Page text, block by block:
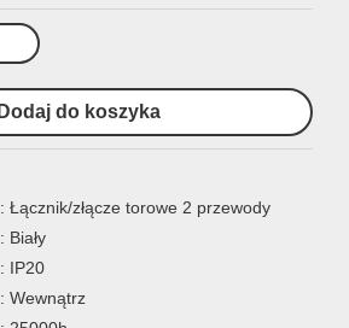
: Łącznik/złącze torowe 2 przewody
: Biały
: IP20
: Wewnątrz